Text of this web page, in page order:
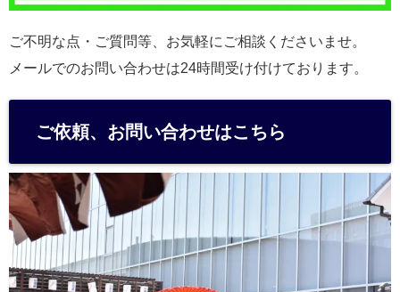
ご不明な点・ご質問等、お気軽にご相談くださいませ。
メールでのお問い合わせは24時間受け付けております。
ご依頼、お問い合わせはこちら